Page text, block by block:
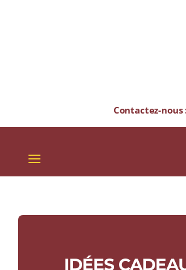
Contactez-
Toggle
Navigation
CHAMPAGNES & BULLES
IDÉES